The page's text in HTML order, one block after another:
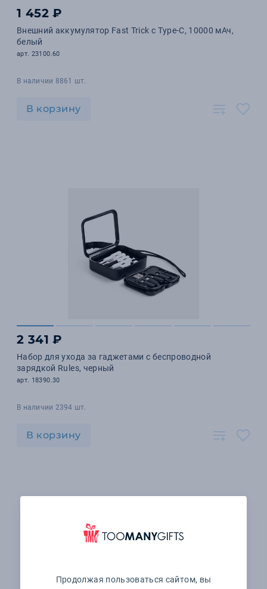
1 452 ₽
Внешний аккумулятор Fast Trick с Type-C, 10000 мАч,
белый
арт. 23100.60
В наличии 8861 шт.
В корзину
2 341 ₽
Набор для ухода за гаджетами с беспроводной
зарядкой Rules, черный
арт. 18390.30
В наличии 2394 шт.
В корзину
Продолжая пользоваться сайтом, вы